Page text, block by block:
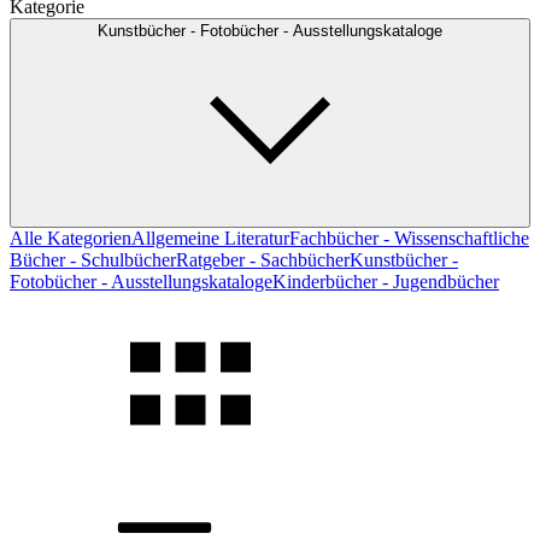
Kategorie
Kunstbücher - Fotobücher - Ausstellungskataloge
Alle KategorienAllgemeine LiteraturFachbücher - Wissenschaftliche
Bücher - SchulbücherRatgeber - SachbücherKunstbücher -
Fotobücher - AusstellungskatalogeKinderbücher - Jugendbücher